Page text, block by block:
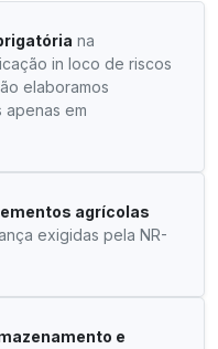
na
in loco de riscos
elaboramos
apenas em
agrícolas
exigidas pela NR-
e